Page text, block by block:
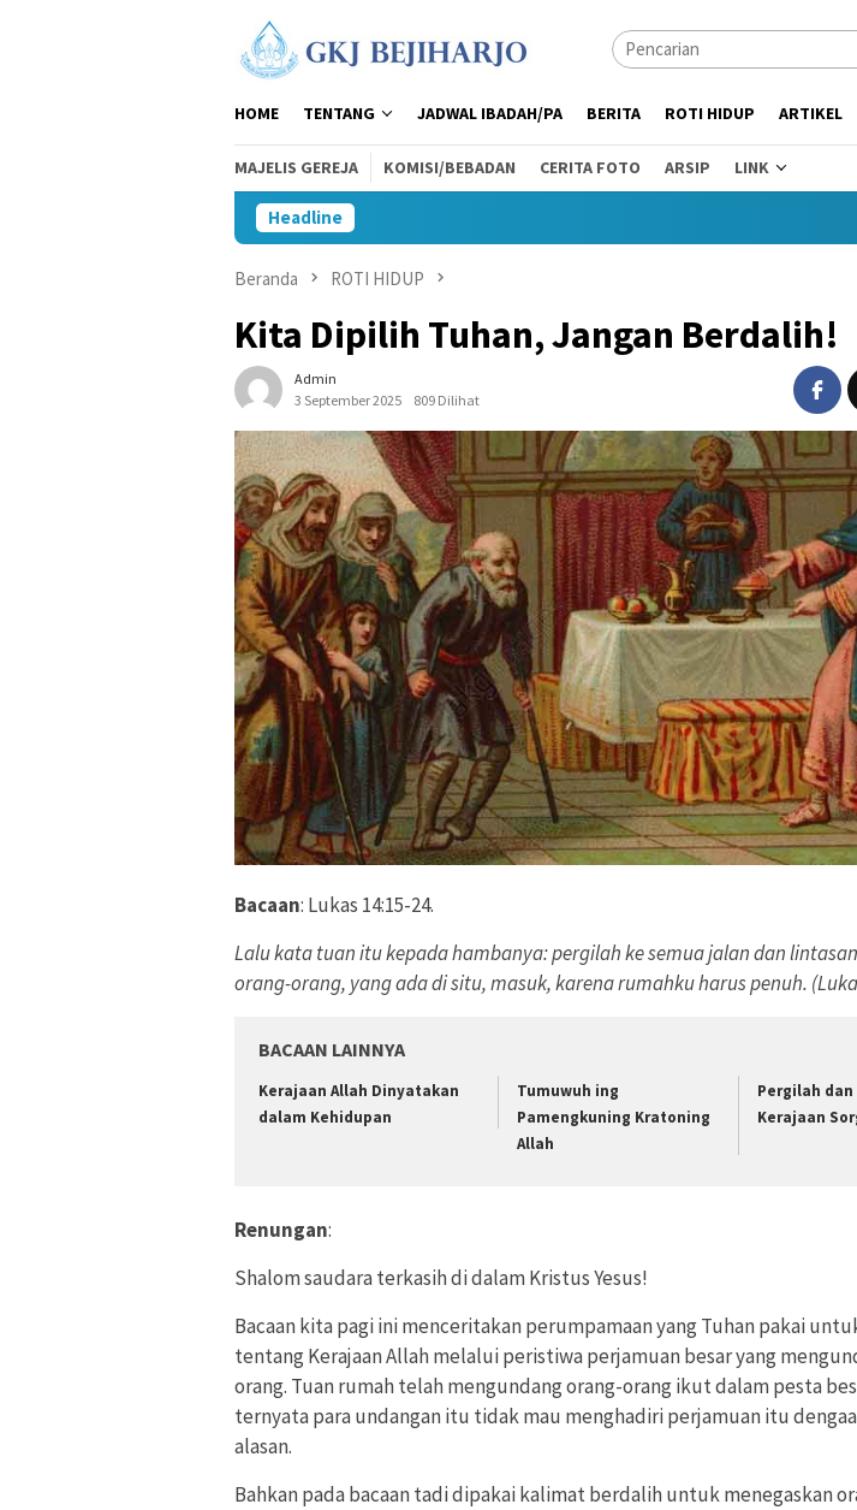
HOME TENTANG JADWAL IBADAH/PA BERITA ROTI HIDUP ARTIKEL
MAJELIS GEREJA KOMISI/BEBADAN CERITA FOTO ARSIP LINK
Headline
Beranda ROTI HIDUP
Kita Dipilih Tuhan, Jangan Berdalih!
Admin
3 September 2025
809 Dilihat
Bacaan: Lukas 14:15-24.
Lalu kata tuan itu kepada hambanya: pergilah ke semua jalan dan
orang-orang, yang ada di situ, masuk, karena rumahku harus penuh.
BACAAN LAINNYA
Kerajaan Allah Dinyatakan
dalam Kehidupan
Tumuwuh ing
Pamengkuning Kratoning
Allah
Pergilah
Kerajaan
Renungan:
Shalom saudara terkasih di dalam Kristus Yesus!
Bacaan kita pagi ini menceritakan perumpamaan yang Tuhan pakai
tentang Kerajaan Allah melalui peristiwa perjamuan besar yang
orang. Tuan rumah telah mengundang orang-orang ikut dalam pesta
ternyata para undangan itu tidak mau menghadiri perjamuan itu
alasan.
Bahkan pada bacaan tadi dipakai kalimat berdalih untuk menegaskan